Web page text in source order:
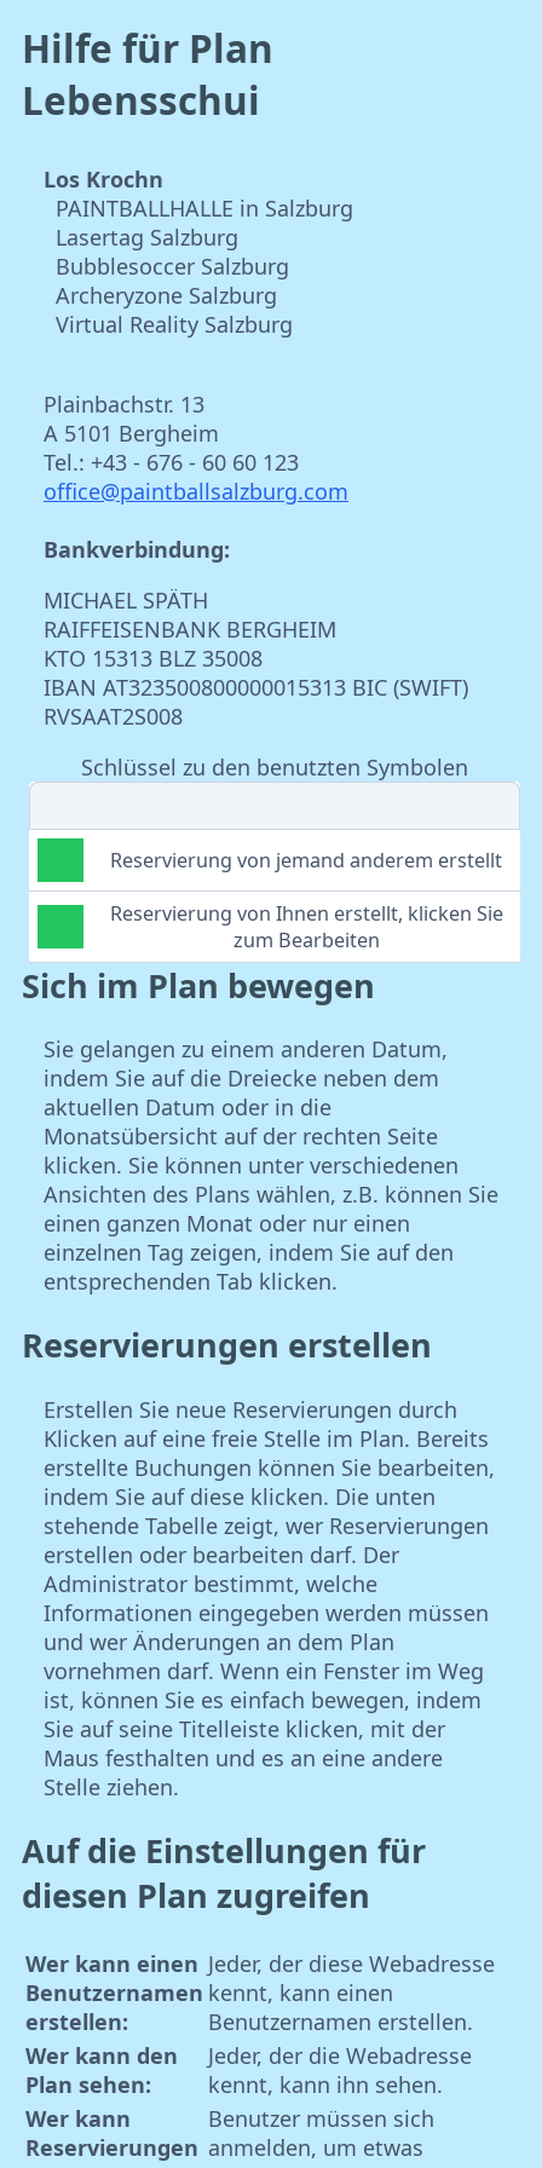
Hilfe für Plan
Lebensschui
Los Krochn
PAINTBALLHALLE in Salzburg
Lasertag Salzburg
Bubblesoccer Salzburg
Archeryzone Salzburg
Virtual Reality Salzburg
Plainbachstr. 13
A 5101 Bergheim
Tel.: +43 - 676 - 60 60 123
office@paintballsalzburg.com
Bankverbindung:
MICHAEL SPÄTH
RAIFFEISENBANK BERGHEIM
KTO 15313 BLZ 35008
IBAN AT323500800000015313 BIC (SWIFT)
RVSAAT2S008
Schlüssel zu den benutzten Symbolen
Reservierung von jemand anderem erstellt
Reservierung von Ihnen erstellt, klicken Sie
zum Bearbeiten
Sich im Plan bewegen
Sie gelangen zu einem anderen Datum,
indem Sie auf die Dreiecke neben dem
aktuellen Datum oder in die
Monatsübersicht auf der rechten Seite
klicken. Sie können unter verschiedenen
Ansichten des Plans wählen, z.B. können Sie
einen ganzen Monat oder nur einen
einzelnen Tag zeigen, indem Sie auf den
entsprechenden Tab klicken.
Reservierungen erstellen
Erstellen Sie neue Reservierungen durch
Klicken auf eine freie Stelle im Plan. Bereits
erstellte Buchungen können Sie bearbeiten,
indem Sie auf diese klicken. Die unten
stehende Tabelle zeigt, wer Reservierungen
erstellen oder bearbeiten darf. Der
Administrator bestimmt, welche
Informationen eingegeben werden müssen
und wer Änderungen an dem Plan
vornehmen darf. Wenn ein Fenster im Weg
ist, können Sie es einfach bewegen, indem
Sie auf seine Titelleiste klicken, mit der
Maus festhalten und es an eine andere
Stelle ziehen.
Auf die Einstellungen für
diesen Plan zugreifen
Wer kann einen
Benutzernamen
erstellen:
Jeder, der diese Webadresse
kennt, kann einen
Benutzernamen erstellen.
Wer kann den
Plan sehen:
Jeder, der die Webadresse
kennt, kann ihn sehen.
Wer kann
Reservierungen
Benutzer müssen sich
anmelden, um etwas